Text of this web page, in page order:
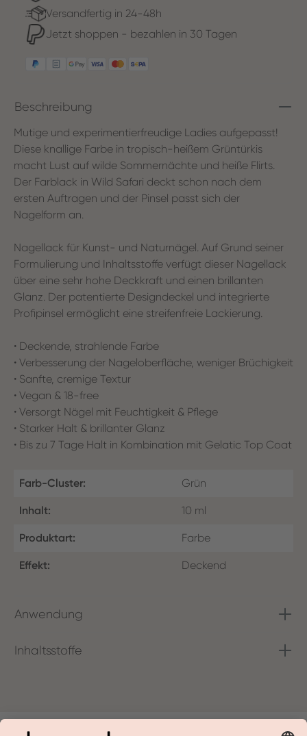
Versandfertig in 24-48h
Jetzt shoppen - bezahlen in 30 Tagen
Beschreibung
Mutige und experimentierfreudige Ladies aufgepasst!
Diese knallige Farbe in tropisch-heißem Grüntürkis
macht Lust auf wilde Sommernächte und heiße Flirts.
Der Farblack in Wild Safari deckt schon nach dem
ersten Auftragen und der Pinsel passt sich der
Nagelform an.
Nagellack für Kunst- und Naturnägel. Auf Grund seiner
Formulierung und Inhaltsstoffe verfügt dieser Nagellack
über eine sehr hohe Deckkraft und einen brillanten
Glanz. Der patentierte Designdeckel und integrierte
Profipinsel ermöglicht eine streifenfreie Lackierung.
• Deckende, strahlende Farbe
• Verbesserung der Nageloberfläche, weniger Brüchigkeit
• Sanfte, cremige Textur
• Vegan & 18-free
• Versorgt Nägel mit Feuchtigkeit & Pflege
• Starker Halt & brillanter Glanz
• Bis zu 7 Tage Halt in Kombination mit Gelatic Top Coat
Farb-Cluster: Grün
Inhalt: 10 ml
Produktart: Farbe
Effekt: Deckend
Anwendung
Inhaltsstoffe